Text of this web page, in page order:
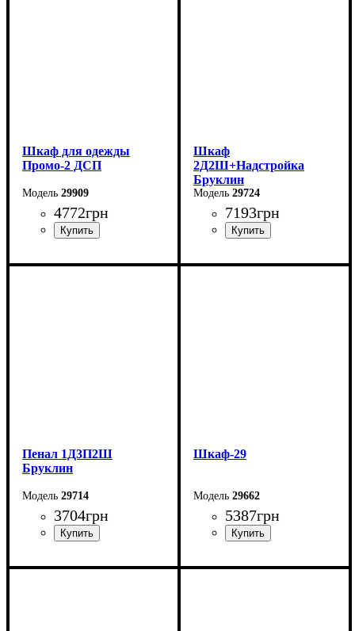
Шкаф для одежды
Промо-2 ДСП
29909
4772грн
Ширина: 90 см
Шкаф
2Д2Ш+Надстройка
Бруклин
29724
7193грн
Ширина: 90,4 см
Пенал 1Д3П2Ш
Бруклин
29714
3704грн
Ширина: 80,4 см
Шкаф-29
29662
5387грн
Ширина: 80 см